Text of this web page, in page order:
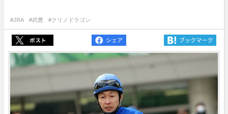
#JRA #武豊 #クリノドラゴン